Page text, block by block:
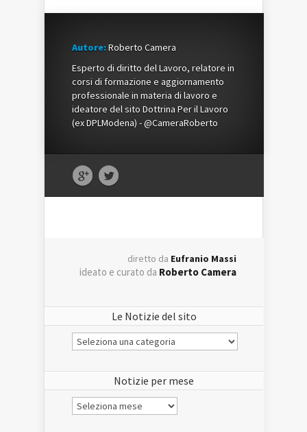
Autore:Roberto Camera
Esperto di diritto del Lavoro, relatore in
corsi di formazione e aggiornamento
professionale in materia di lavoro e
ideatore del sito Dottrina Per il Lavoro
(ex DPLModena) - @CameraRoberto
diretto da Eufranio Massi
ideato e curato da Roberto Camera
Le Notizie del sito
Le
Notizie
Notizie per mese
Notizie
per